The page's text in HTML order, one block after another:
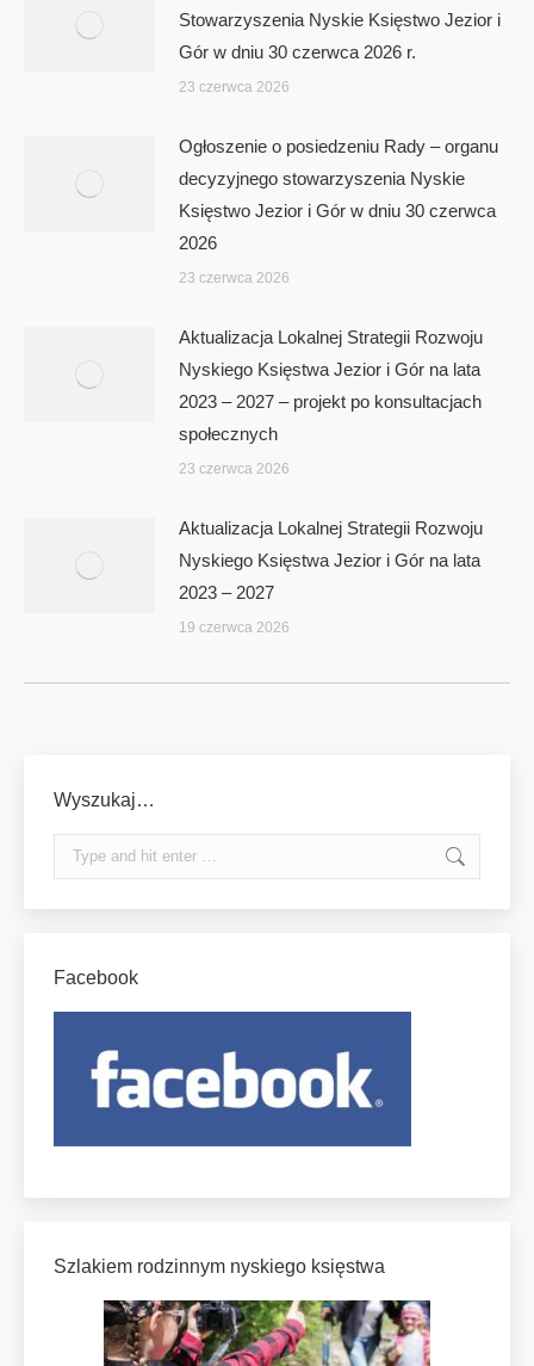
Stowarzyszenia Nyskie Księstwo Jezior i
Gór w dniu 30 czerwca 2026 r.
23 czerwca 2026
Ogłoszenie o posiedzeniu Rady – organu
decyzyjnego stowarzyszenia Nyskie
Księstwo Jezior i Gór w dniu 30 czerwca
2026
23 czerwca 2026
Aktualizacja Lokalnej Strategii Rozwoju
Nyskiego Księstwa Jezior i Gór na lata
2023 – 2027 – projekt po konsultacjach
społecznych
23 czerwca 2026
Aktualizacja Lokalnej Strategii Rozwoju
Nyskiego Księstwa Jezior i Gór na lata
2023 – 2027
19 czerwca 2026
Wyszukaj…
Search:
Facebook
Szlakiem rodzinnym nyskiego księstwa